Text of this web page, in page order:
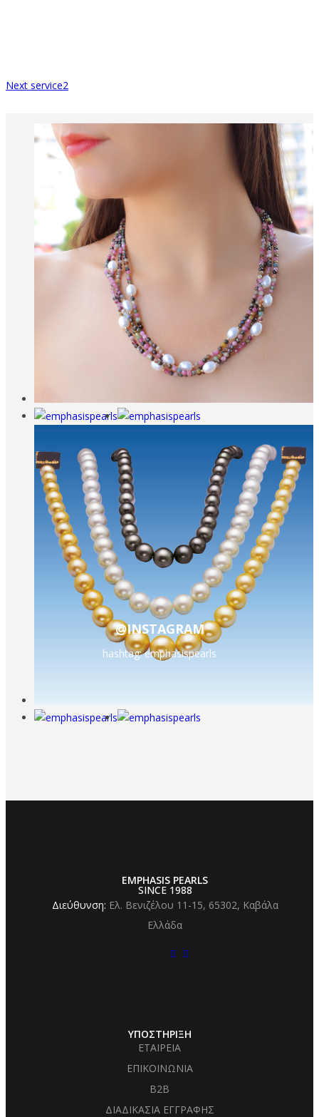
Next service2
@INSTAGRAM
hashtag: emphasispearls
EMPHASIS PEARLS
SINCE 1988
Διεύθυνση: Ελ. Βενιζέλου 11-15, 65302, Καβάλα
Ελλάδα
ΥΠΟΣΤΗΡΙΞΗ
ΕΤΑΙΡΕΙΑ
ΕΠΙΚΟΙΝΩΝΙΑ
B2B
ΔΙΑΔΙΚΑΣΙΑ ΕΓΓΡΑΦΗΣ